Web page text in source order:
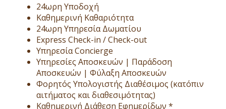
24ωρη Υποδοχή
Καθημερινή Καθαριότητα
24ωρη Υπηρεσία Δωματίου
Express Check-in / Check-out
Υπηρεσία Concierge
Υπηρεσίες Αποσκευών | Παράδοση
Αποσκευών | Φύλαξη Αποσκευών
Φορητός Υπολογιστής Διαθέσιμος (κατόπιν
αιτήματος και διαθεσιμότητας)
Καθημερινή Διάθεση Εφημερίδων *